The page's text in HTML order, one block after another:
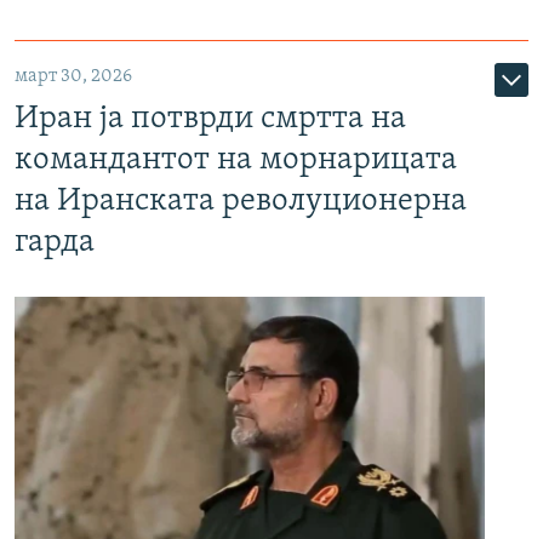
март 30, 2026
Иран ја потврди смртта на
командантот на морнарицата
на Иранската револуционерна
гарда